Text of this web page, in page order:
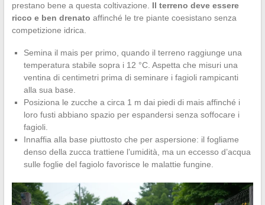
prestano bene a questa coltivazione. Il terreno deve essere
ricco e ben drenato affinché le tre piante coesistano senza
competizione idrica.
Semina il mais per primo, quando il terreno raggiunge una
temperatura stabile sopra i 12 °C. Aspetta che misuri una
ventina di centimetri prima di seminare i fagioli rampicanti
alla sua base.
Posiziona le zucche a circa 1 m dai piedi di mais affinché i
loro fusti abbiano spazio per espandersi senza soffocare i
fagioli.
Innaffia alla base piuttosto che per aspersione: il fogliame
denso della zucca trattiene l’umidità, ma un eccesso d’acqua
sulle foglie del fagiolo favorisce le malattie fungine.